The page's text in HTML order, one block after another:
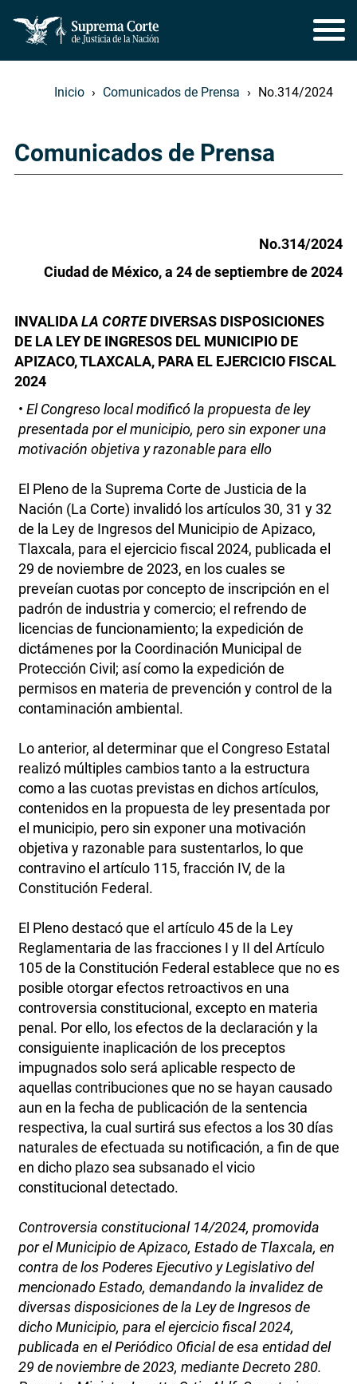
Inicio Comunicados de Prensa No.314/2024
Comunicados de Prensa
No.314/2024
Ciudad de México, a 24 de septiembre de 2024
INVALIDALA CORTEDIVERSAS DISPOSICIONES
DE LA LEY DE INGRESOS DEL MUNICIPIO DE
APIZACO, TLAXCALA, PARA EL EJERCICIO FISCAL
2024
• El Congreso local modificó la propuesta de ley
presentada por el municipio, pero sin exponer una
motivación objetiva y razonable para ello
El Pleno de la Suprema Corte de Justicia de la
Nación (La Corte) invalidó los artículos 30, 31 y 32
de la Ley de Ingresos del Municipio de Apizaco,
Tlaxcala, para el ejercicio fiscal 2024, publicada el
29 de noviembre de 2023, en los cuales se
preveían cuotas por concepto de inscripción en el
padrón de industria y comercio; el refrendo de
licencias de funcionamiento; la expedición de
dictámenes por la Coordinación Municipal de
Protección Civil; así como la expedición de
permisos en materia de prevención y control de la
contaminación ambiental.
Lo anterior, al determinar que el Congreso Estatal
realizó múltiples cambios tanto a la estructura
como a las cuotas previstas en dichos artículos,
contenidos en la propuesta de ley presentada por
el municipio, pero sin exponer una motivación
objetiva y razonable para sustentarlos, lo que
contravino el artículo 115, fracción IV, de la
Constitución Federal.
El Pleno destacó que el artículo 45 de la Ley
Reglamentaria de las fracciones I y II del Artículo
105 de la Constitución Federal establece que no es
posible otorgar efectos retroactivos en una
controversia constitucional, excepto en materia
penal. Por ello, los efectos de la declaración y la
consiguiente inaplicación de los preceptos
impugnados solo será aplicable respecto de
aquellas contribuciones que no se hayan causado
aun en la fecha de publicación de la sentencia
respectiva, la cual surtirá sus efectos a los 30 días
naturales de efectuada su notificación, a fin de que
en dicho plazo sea subsanado el vicio
constitucional detectado.
Controversia constitucional 14/2024, promovida
por el Municipio de Apizaco, Estado de Tlaxcala, en
contra de los Poderes Ejecutivo y Legislativo del
mencionado Estado, demandando la invalidez de
diversas disposiciones de la Ley de Ingresos de
dicho Municipio, para el ejercicio fiscal 2024,
publicada en el Periódico Oficial de esa entidad del
29 de noviembre de 2023, mediante Decreto 280.